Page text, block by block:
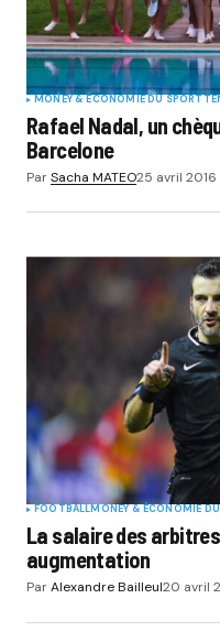
MONEY & ÉCONOMIE DU SPORT
Rafael Nadal, un
Barcelone
ParSacha MATEO25 avril 2016
FOOTBALLMONEY & ÉCONOMIE
La salaire des
augmentation
ParAlexandre Bailleul20 avril